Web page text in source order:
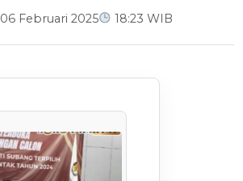
06 Februari 2025 18:23 WIB